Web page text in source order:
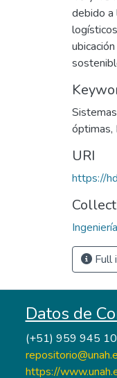
debido
óptimas,
URI
https://
Full
Datos de
(+51) 959 945
https://